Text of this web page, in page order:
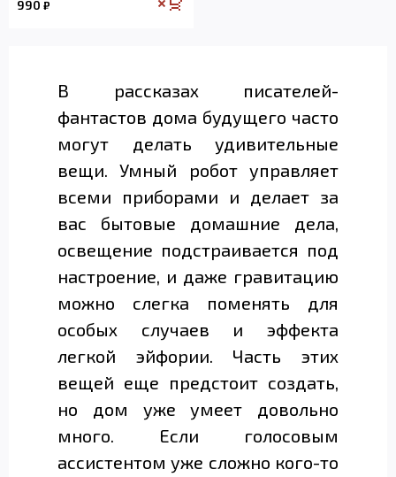
990 ₽
В рассказах писателей-
фантастов дома будущего часто
могут делать удивительные
вещи. Умный робот управляет
всеми приборами и делает за
вас бытовые домашние дела,
освещение подстраивается под
настроение, и даже гравитацию
можно слегка поменять для
особых случаев и эффекта
легкой эйфории. Часть этих
вещей еще предстоит создать,
но дом уже умеет довольно
много. Если голосовым
ассистентом уже сложно кого-то